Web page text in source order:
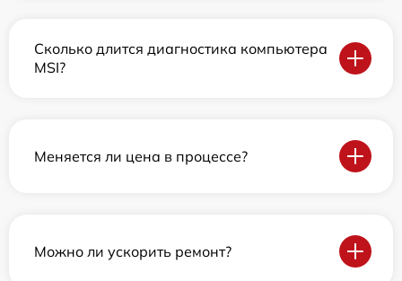
Сколько длится диагностика компьютера
MSI?
Меняется ли цена в процессе?
Можно ли ускорить ремонт?